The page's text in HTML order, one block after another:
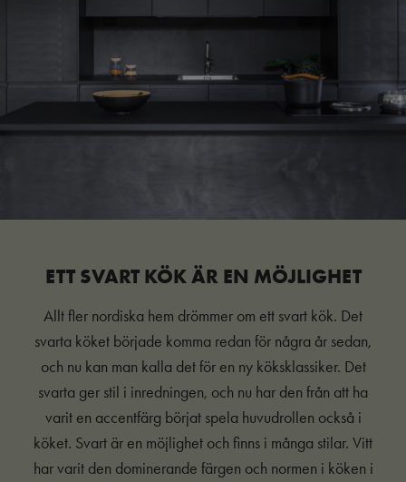
ETT SVART KÖK ÄR EN MÖJLIGHET
Allt fler nordiska hem drömmer om ett svart kök. Det
svarta köket började komma redan för några år sedan,
och nu kan man kalla det för en ny köksklassiker. Det
svarta ger stil i inredningen, och nu har den från att ha
varit en accentfärg börjat spela huvudrollen också i
köket. Svart är en möjlighet och finns i många stilar. Vitt
har varit den dominerande färgen och normen i köken i